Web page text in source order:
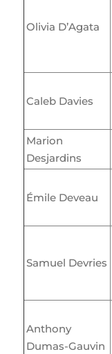
Olivia D’Agata
Caleb Davies
Marion
Desjardins
Émile Deveau
Samuel Devries
Anthony
Dumas-Gauvin